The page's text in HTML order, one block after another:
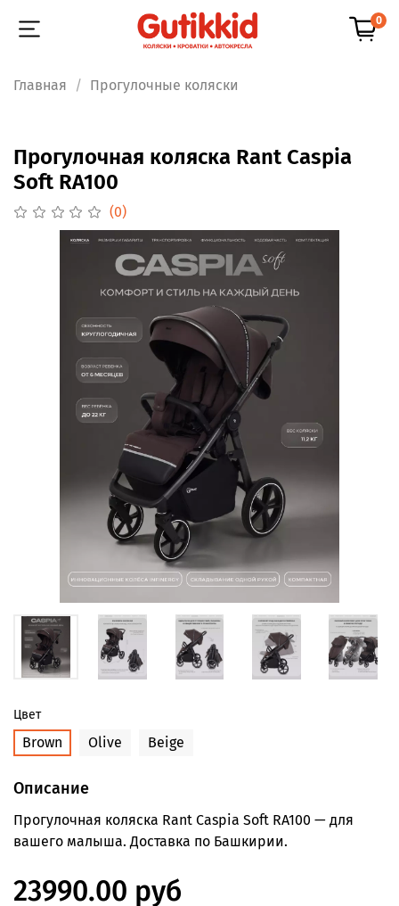
0
Главная Прогулочные коляски
Прогулочная коляска Rant Caspia
Soft RA100
(0)
Цвет
Brown Olive Beige
Описание
Прогулочная коляска Rant Caspia Soft RA100 — для
вашего малыша. Доставка по Башкирии.
23990.00 руб